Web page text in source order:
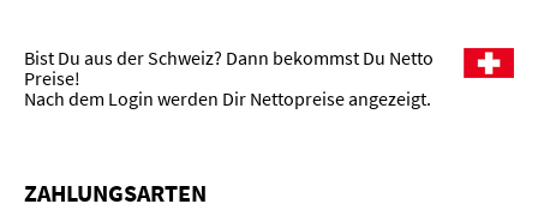
Bist Du aus der Schweiz? Dann bekommst Du Netto
Preise!
Nach dem Login werden Dir Nettopreise angezeigt.
ZAHLUNGSARTEN